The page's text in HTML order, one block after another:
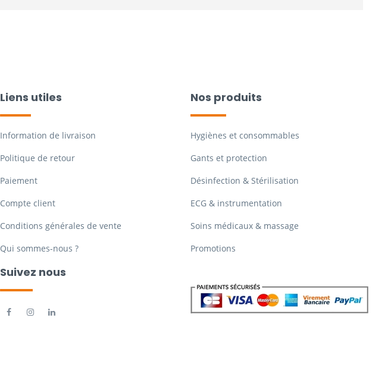
Liens utiles
Information de livraison
Politique de retour
Paiement
Compte client
Conditions générales de vente
Qui sommes-nous ?
Suivez nous
Nos produits
Hygiènes et consommables
Gants et protection
Désinfection & Stérilisation
ECG & instrumentation
Soins médicaux & massage
Promotions